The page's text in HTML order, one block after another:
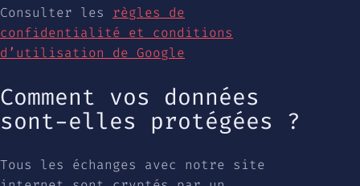
Consulter les règles de
confidentialité et conditions
d’utilisation de Google
Comment vos données
sont-elles protégées ?
Tous les échanges avec notre site